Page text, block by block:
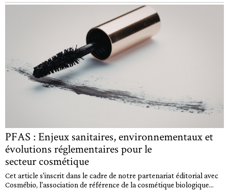
PFAS : Enjeux sanitaires, environnementaux et
évolutions réglementaires pour le
secteur cosmétique
Cet article s'inscrit dans le cadre de notre partenariat éditorial avec
Cosmébio, l'association de référence de la cosmétique biologique...